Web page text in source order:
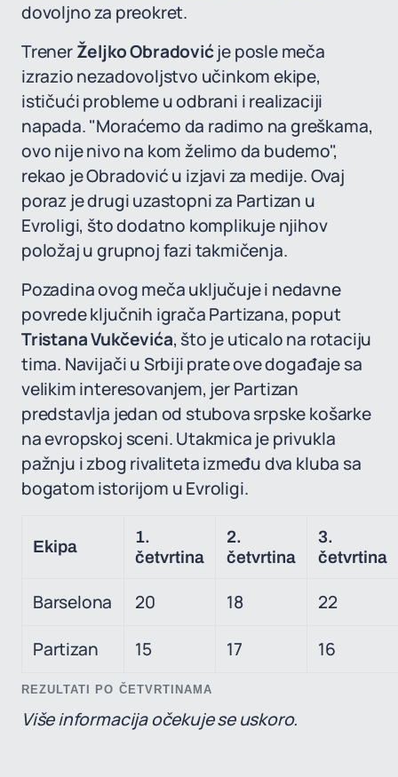
dovoljno za preokret.
TrenerŽeljko Obradovićje posle meča
izrazio nezadovoljstvo učinkom ekipe,
ističući probleme u odbrani i realizaciji
napada. "Moraćemo da radimo na greškama,
ovo nije nivo na kom želimo da budemo",
rekao je Obradović u izjavi za medije. Ovaj
poraz je drugi uzastopni za Partizan u
Evroligi, što dodatno komplikuje njihov
položaj u grupnoj fazi takmičenja.
Pozadina ovog meča uključuje i nedavne
povrede ključnih igrača Partizana, poput
Tristana Vukčevića, što je uticalo na rotaciju
tima. Navijači u Srbiji prate ove događaje sa
velikim interesovanjem, jer Partizan
predstavlja jedan od stubova srpske košarke
na evropskoj sceni. Utakmica je privukla
pažnju i zbog rivaliteta između dva kluba sa
bogatom istorijom u Evroligi.
REZULTATI PO ČETVRTINAMA
Ekipa
1.
četvrtina
2.
četvrtina
3.
četvrtina
Barselona 20 18 22
Partizan 15 17 16
Više informacija očekuje se uskoro.